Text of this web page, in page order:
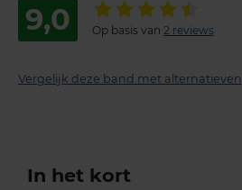
9,0 Op basis van 2 reviews
Vergelijk deze band met alternatieven
In het kort